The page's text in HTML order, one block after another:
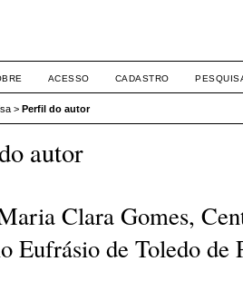
ACESSO CADASTRO
> Perfil do autor
autor
Clara Gomes,
Eufrásio de Toledo de